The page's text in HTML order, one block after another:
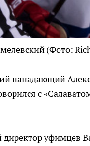
(Фото:
нападающий
с
уфимцев